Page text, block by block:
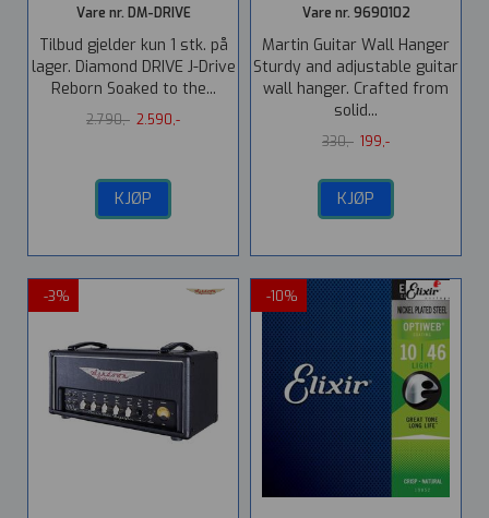
Vare nr. DM-DRIVE
Tilbud gjelder kun 1 stk. på
lager. Diamond DRIVE J-Drive
Reborn Soaked to the...
2.790,- 2.590,-
KJØP
Vare nr. 9690102
Martin Guitar Wall Hanger
Sturdy and adjustable guitar
wall hanger. Crafted from
solid...
330,- 199,-
KJØP
-3% -10%